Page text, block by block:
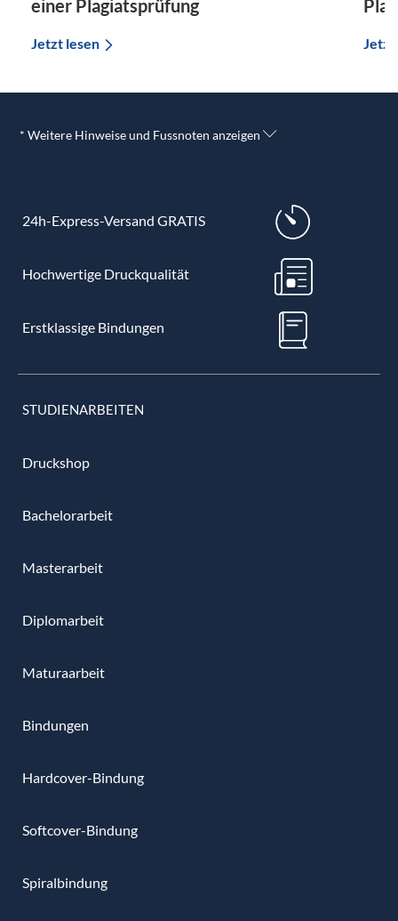
einer Plagiatsprüfung
Jetzt lesen
* Weitere Hinweise und Fussnoten anzeigen
24h-Express-Versand GRATIS
Hochwertige Druckqualität
Erstklassige Bindungen
STUDIENARBEITEN
Druckshop
Bachelorarbeit
Masterarbeit
Diplomarbeit
Maturaarbeit
Bindungen
Hardcover-Bindung
Softcover-Bindung
Spiralbindung